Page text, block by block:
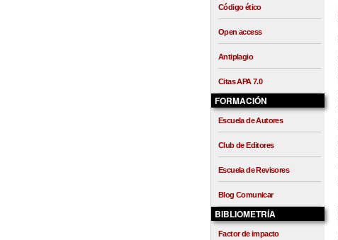
Código ético
Open access
Antiplagio
Citas APA 7.0
FORMACIÓN
Escuela de Autores
Club de Editores
Escuela de Revisores
Blog Comunicar
BIBLIOMETRÍA
Factor de impacto